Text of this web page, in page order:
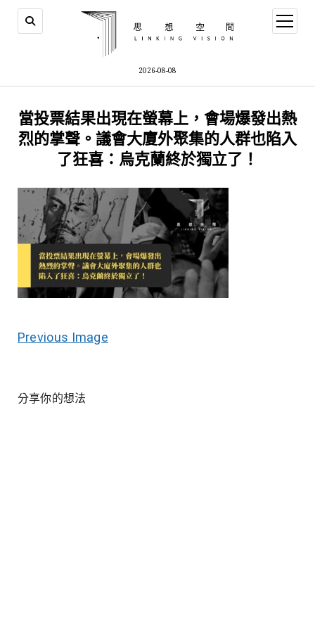
2026-08-08
open
menu
當投票結果出現在螢幕上，會場爆發出熱
烈的掌聲。議會大廈外聚集的人群也陷入
了狂喜：烏克蘭終於獨立了！
Previous Image
分享你的想法